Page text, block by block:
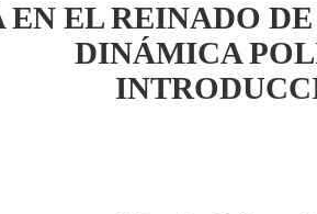
EL REINADO
DINÁMICA